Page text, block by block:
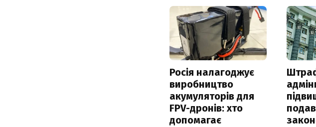
Росія налагоджує
виробництво
акумуляторів для
FPV-дронів: хто
допомагає